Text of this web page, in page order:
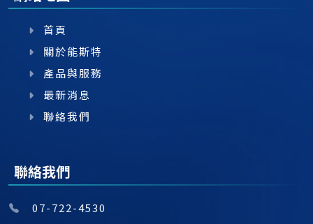
首頁
關於能斯特
產品與服務
最新消息
聯絡我們
聯絡我們
07-722-4530